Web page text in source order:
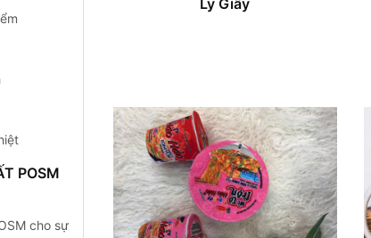
POSM
cho sự
Ly Giấy